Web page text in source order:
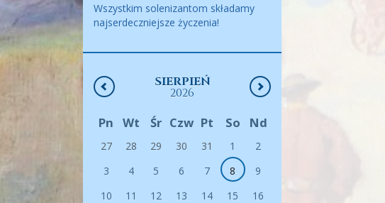
Wszystkim solenizantom składamy
najserdeczniejsze życzenia!
SIERPIEŃ
2026
Pn Wt Śr Czw Pt So Nd
27 28 29 30 31 1
2
3
4 5 6 7 8
9
10
11 12 13 14 15
16